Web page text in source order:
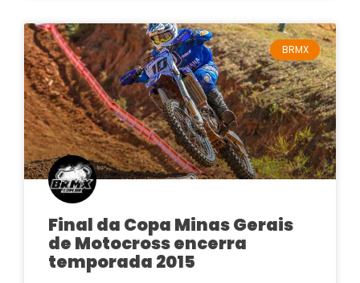
BRMX
Final da Copa Minas Gerais
de Motocross encerra
temporada 2015